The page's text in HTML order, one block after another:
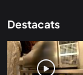
Destacats